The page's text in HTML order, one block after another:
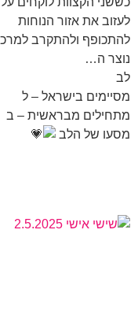
לעזוב את אזור הנוחות
להתכופף ולהתקרב
נוצר ה…
לב
מסיימים בישראל – ל
מתחילים מבראשית – ב
מסעו של הלב